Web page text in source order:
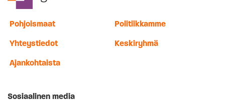
Pohjoismaat Politiikkamme
Yhteystiedot Keskiryhmä
Ajankohtaista
Sosiaalinen media